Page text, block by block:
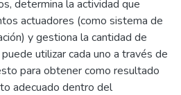
determina la actividad que
actuadores (como sistema de
y gestiona la cantidad de
utilizar cada uno a través de
para obtener como resultado
adecuado dentro del